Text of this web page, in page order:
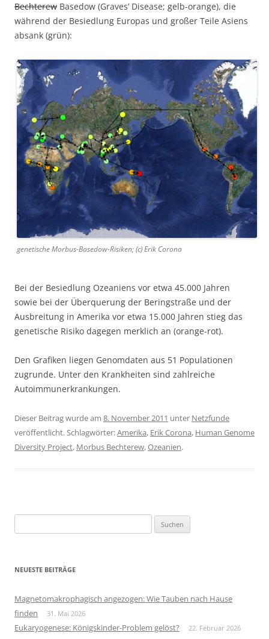
Bechterew Basedow (Graves‘ Disease; gelb-orange), die
während der Besiedlung Europas und großer Teile Asiens
absank (grün):
genetische Morbus-Basedow-Risiken; (c) Erik Corona
Bei der Besiedlung Ozeaniens vor etwa 45.000 Jahren
sowie bei der Überquerung der Beringstraße und der
Ausbreitung in Amerika vor etwa 15.000 Jahren stieg das
genetische Risiko dagegen merklich an (orange-rot).
Den Grafiken liegen Genomdaten aus 51 Populationen
zugrunde. Unter den Krankheiten sind zahlreiche
Autoimmunerkrankungen.
Dieser Beitrag wurde am 8. November 2011 unter Netzfunde
veröffentlicht. Schlagwörter:Amerika, Erik Corona, Human Genome
Diversity Project, Morbus Bechterew,Ozeanien.
nach:
NEUESTE BEITRÄGE
Magnetomakrophagisch angezogen: Wie Tauben nach Hause
finden
31. Mai 2026
Eukaryogenese: Königskinder-Problem gelöst? 22. Februar 2026